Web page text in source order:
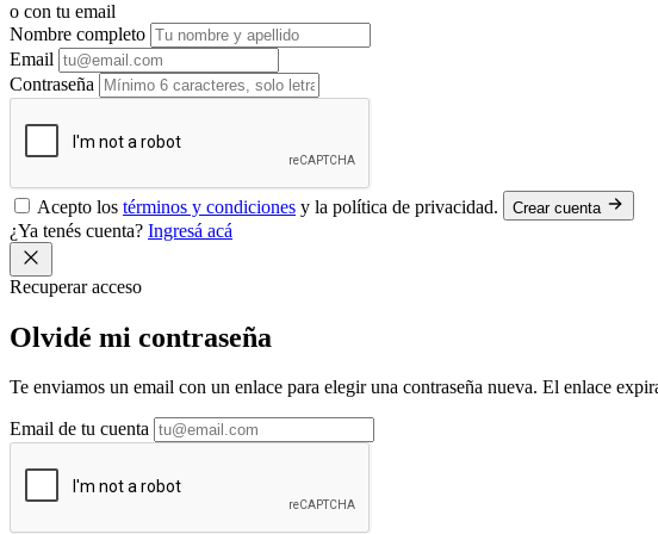
o con tu email
Nombre completo
Email
Contraseña
Acepto los términos y condiciones y la política de privacidad. Crear cuenta
¿Ya tenés cuenta? Ingresá acá
Recuperar acceso
Olvidé mi contraseña
Te enviamos un email con un enlace para elegir una contraseña nueva. El enlace
Email de tu cuenta